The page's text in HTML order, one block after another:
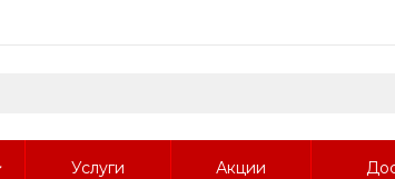
Услуги Акции